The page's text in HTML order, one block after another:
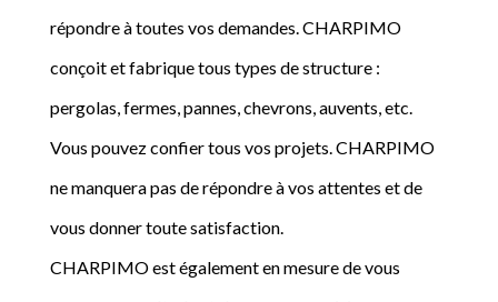
répondre à toutes vos demandes. CHARPIMO
conçoit et fabrique tous types de structure :
pergolas, fermes, pannes, chevrons, auvents, etc.
Vous pouvez confier tous vos projets. CHARPIMO
ne manquera pas de répondre à vos attentes et de
vous donner toute satisfaction.
CHARPIMO est également en mesure de vous